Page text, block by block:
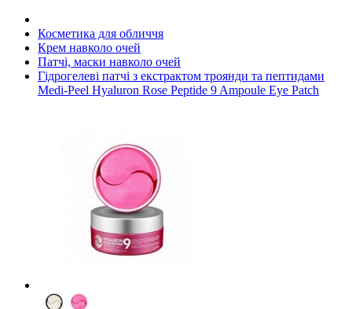
Косметика для обличчя
Крем навколо очей
Патчі, маски навколо очей
Гідрогелеві патчі з екстрактом троянди та пептидами
Medi-Peel Hyaluron Rose Peptide 9 Ampoule Eye Patch